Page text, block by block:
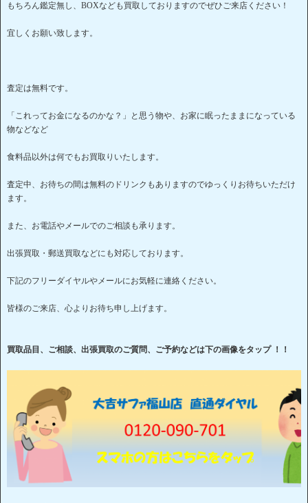
もちろん鑑定無し、BOXなども買取しておりますのでぜひご来店ください！
宜しくお願い致します。
査定は無料です。
「これってお金になるのかな？」と思う物や、お家に眠ったままになっている
物などなど
食料品以外は何でもお買取りいたします。
査定中、お待ちの間は無料のドリンクもありますのでゆっくりお待ちいただけ
ます。
また、お電話やメールでのご相談も承ります。
出張買取・郵送買取などにも対応しております。
下記のフリーダイヤルやメールにお気軽に連絡ください。
皆様のご来店、心よりお待ち申し上げます。
買取品目、ご相談、出張買取のご質問、ご予約などは下の画像をタップ ！！